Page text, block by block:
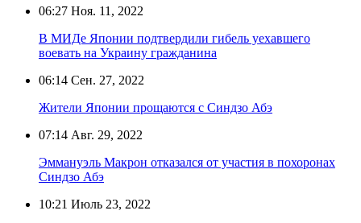
06:27 Ноя. 11, 2022
В МИДе Японии подтвердили гибель уехавшего
воевать на Украину гражданина
06:14 Сен. 27, 2022
Жители Японии прощаются с Синдзо Абэ
07:14 Авг. 29, 2022
Эммануэль Макрон отказался от участия в похоронах
Синдзо Абэ
10:21 Июль 23, 2022